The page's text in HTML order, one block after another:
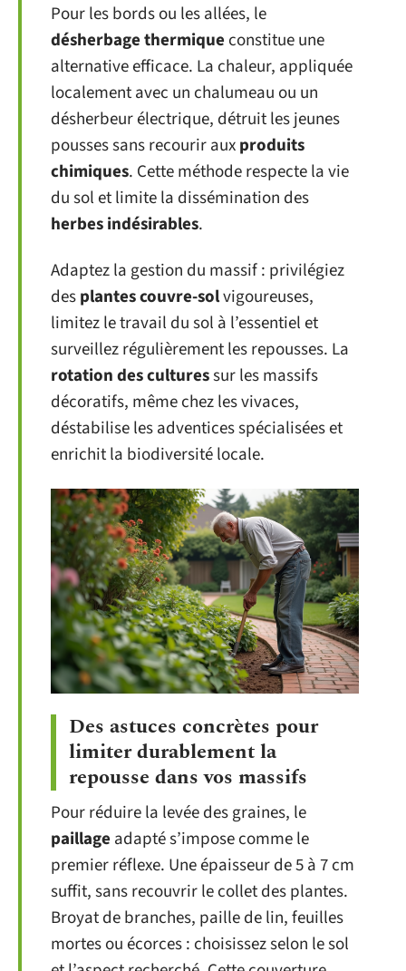
Pour les bords ou les allées, le
désherbage thermique constitue une
alternative efficace. La chaleur, appliquée
localement avec un chalumeau ou un
désherbeur électrique, détruit les jeunes
pousses sans recourir auxproduits
chimiques. Cette méthode respecte la vie
du sol et limite la dissémination des
herbes indésirables.
Adaptez la gestion du massif : privilégiez
desplantes couvre-solvigoureuses,
limitez le travail du sol à l’essentiel et
surveillez régulièrement les repousses. La
rotation des culturessur les massifs
décoratifs, même chez les vivaces,
déstabilise les adventices spécialisées et
enrichit la biodiversité locale.
Des astuces concrètes pour
limiter durablement la
repousse dans vos massifs
Pour réduire la levée des graines, le
paillage adapté s’impose comme le
premier réflexe. Une épaisseur de 5 à 7 cm
suffit, sans recouvrir le collet des plantes.
Broyat de branches, paille de lin, feuilles
mortes ou écorces : choisissez selon le sol